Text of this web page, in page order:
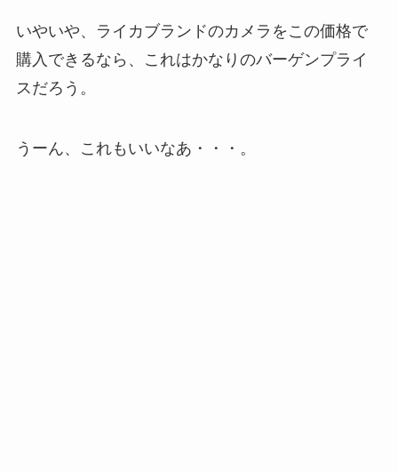
いやいや、ライカブランドのカメラをこの価格で
購入できるなら、これはかなりのバーゲンプライ
スだろう。
うーん、これもいいなあ・・・。